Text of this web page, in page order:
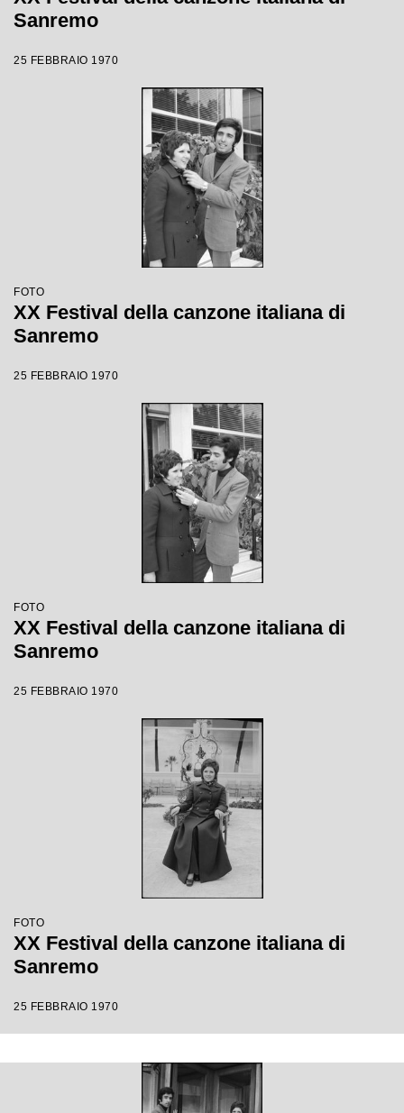
Sanremo
25 FEBBRAIO 1970
FOTO
XX Festival della canzone italiana di
Sanremo
25 FEBBRAIO 1970
FOTO
XX Festival della canzone italiana di
Sanremo
25 FEBBRAIO 1970
FOTO
XX Festival della canzone italiana di
Sanremo
25 FEBBRAIO 1970